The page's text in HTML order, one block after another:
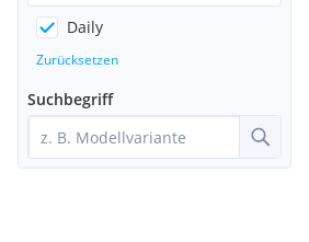
Daily
Zurücksetzen
Suchbegriff